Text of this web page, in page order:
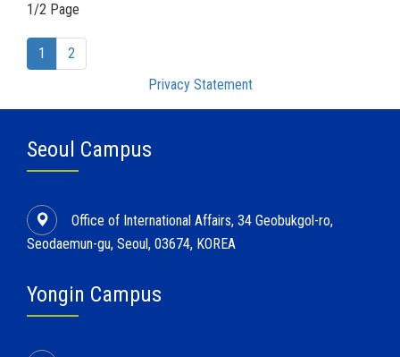
1/2 Page
1 (current)
2
Privacy Statement
Seoul Campus
Office of International Affairs, 34 Geobukgol-ro,
Seodaemun-gu, Seoul, 03674, KOREA
Yongin Campus